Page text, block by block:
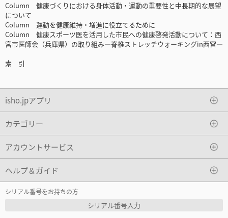
Column 健康づくりにおける身体活動・運動の重要性と中長期的な展望
について
Column 運動を健康維持・増進に役立てるために
Column 健康スポーツ医を活用した市民への健康啓発活動について：西
宮市医師会（兵庫県）の取り組み―脊椎ストレッチウォーキングin西宮―
索 引
isho.jpアプリ
カテゴリー
アカウントサービス
ヘルプ＆ガイド
シリアル番号をお持ちの方
シリアル番号入力